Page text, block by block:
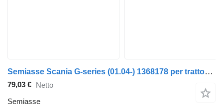
Semiasse Scania G-series (01.04-) 1368178 per trattore stradale Scania P,G,R,T-series (2004-2017)
79,03 € Netto
Semiasse